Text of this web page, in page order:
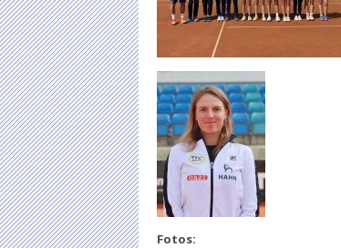
Fotos: